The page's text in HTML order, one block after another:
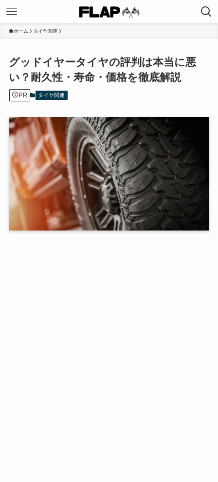
ホーム タイヤ関連
グッドイヤータイヤの評判は本当に悪
い？耐久性・寿命・価格を徹底解説
PR タイヤ関連